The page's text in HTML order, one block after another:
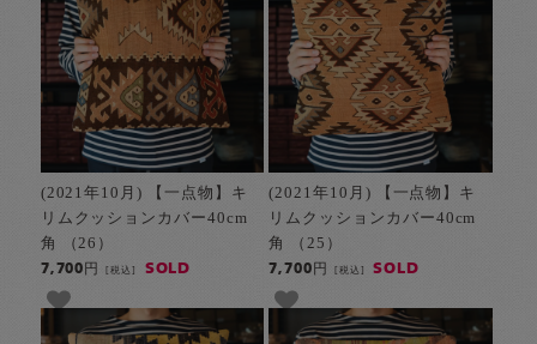
(2021年10月) 【一点物】キ
リムクッションカバー40cm
角 （26）
7,700円[税込] SOLD
(2021年10月) 【一点物】キ
リムクッションカバー40cm
角 （25）
7,700円 [税込] SOLD